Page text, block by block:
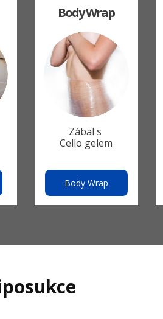
Body Wrap
Zábal s
Cello gelem
Body Wrap